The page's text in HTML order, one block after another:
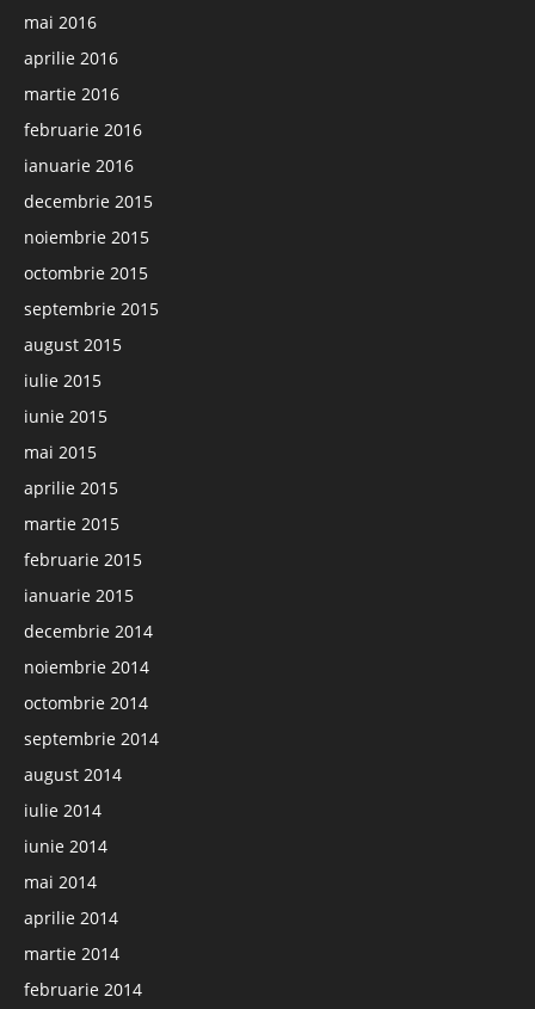
mai 2016
aprilie 2016
martie 2016
februarie 2016
ianuarie 2016
decembrie 2015
noiembrie 2015
octombrie 2015
septembrie 2015
august 2015
iulie 2015
iunie 2015
mai 2015
aprilie 2015
martie 2015
februarie 2015
ianuarie 2015
decembrie 2014
noiembrie 2014
octombrie 2014
septembrie 2014
august 2014
iulie 2014
iunie 2014
mai 2014
aprilie 2014
martie 2014
februarie 2014